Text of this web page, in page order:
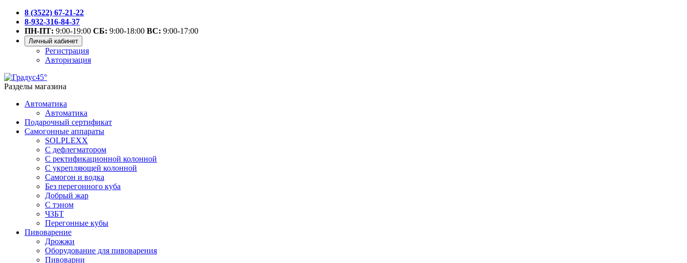
8 (3522) 67-21-22
8-932-316-84-37
ПН-ПТ: 9:00-19:00 СБ: 9:00-18:00 ВС: 9:00-17:00
Личный кабинет
Регистрация
Авторизация
Разделы магазина
Автоматика
Автоматика
Подарочный сертификат
Самогонные аппараты
SOLPLEXX
С дефлегматором
С ректификационной колонной
С укрепляющей колонной
Самогон и водка
Без перегонного куба
Добрый жар
С тэном
ЧЗБТ
Перегонные кубы
Пивоварение
Дрожжи
Оборудование для пивоварения
Пивоварни